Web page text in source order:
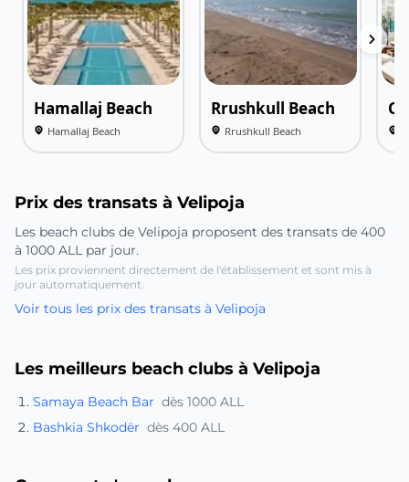
Hamallaj Beach
Hamallaj Beach
Rrushkull Beach
Rrushkull Beach
Prix des transats à Velipoja
Les beach clubs de Velipoja proposent des transats de 400
à 1000 ALL par jour.
Les prix proviennent directement de l'établissement et sont mis à
jour automatiquement.
Voir tous les prix des transats à Velipoja
Les meilleurs beach clubs à Velipoja
Samaya Beach Bar dès 1000 ALL
Bashkia Shkodër dès 400 ALL